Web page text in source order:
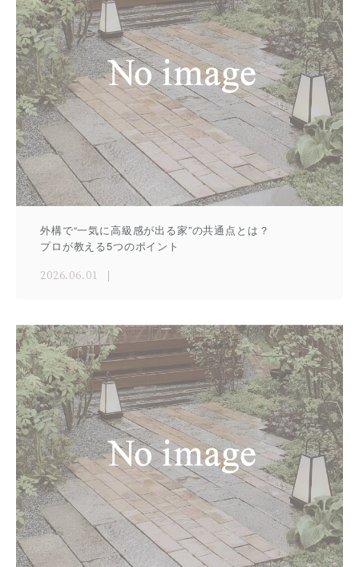
外構で“一気に高級感が出る家”の共通点とは？
プロが教える5つのポイント
2026.06.01